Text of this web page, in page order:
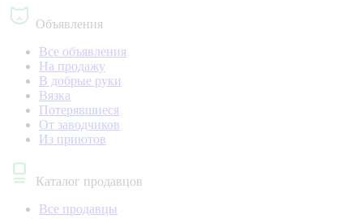
Объявления
Все объявления
На продажу
В добрые руки
Вязка
Потерявшиеся
От заводчиков
Из приютов
Каталог продавцов
Все продавцы